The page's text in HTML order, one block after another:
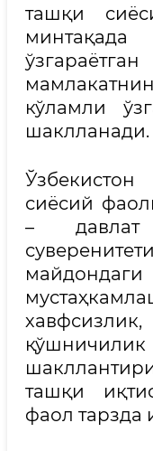
ташқи
кўламли
шаклланади.
сиёсий
– давлат
ташқи
фаол тарзда